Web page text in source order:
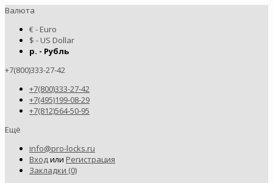
Валюта
€ - Euro
$ - US Dollar
р. - Рубль
+7(800)333-27-42
+7(800)333-27-42
+7(495)199-08-29
+7(812)564-50-95
Ещё
info@pro-locks.ru
Входили Регистрация
Закладки (0)